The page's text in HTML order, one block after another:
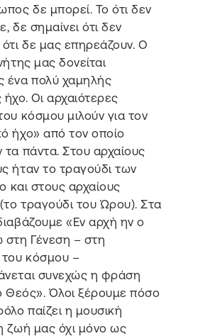
δε μπορεί. Το ότι δεν
δε σημαίνει ότι δεν
δε μας επηρεάζουν. Ο
μας δονείται
ένα πολύ χαμηλής
Οι αρχαιότερες
κόσμου μιλούν για τον
ήχο» από τον οποίο
τα πάντα. Στου αρχαίους
ήταν το τραγούδι των
και στους αρχαίους
(το τραγούδι του Ώρου). Στα
«Εν αρχή ην ο
Γένεση – στη
του κόσμου –
συνεχώς η φράση
Θεός». Όλοι ξέρουμε πόσο
παίζει η μουσική
ζωή μας όχι μόνο ως